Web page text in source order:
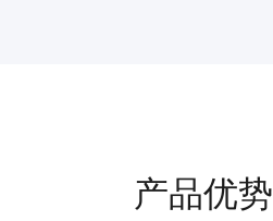
产品优势